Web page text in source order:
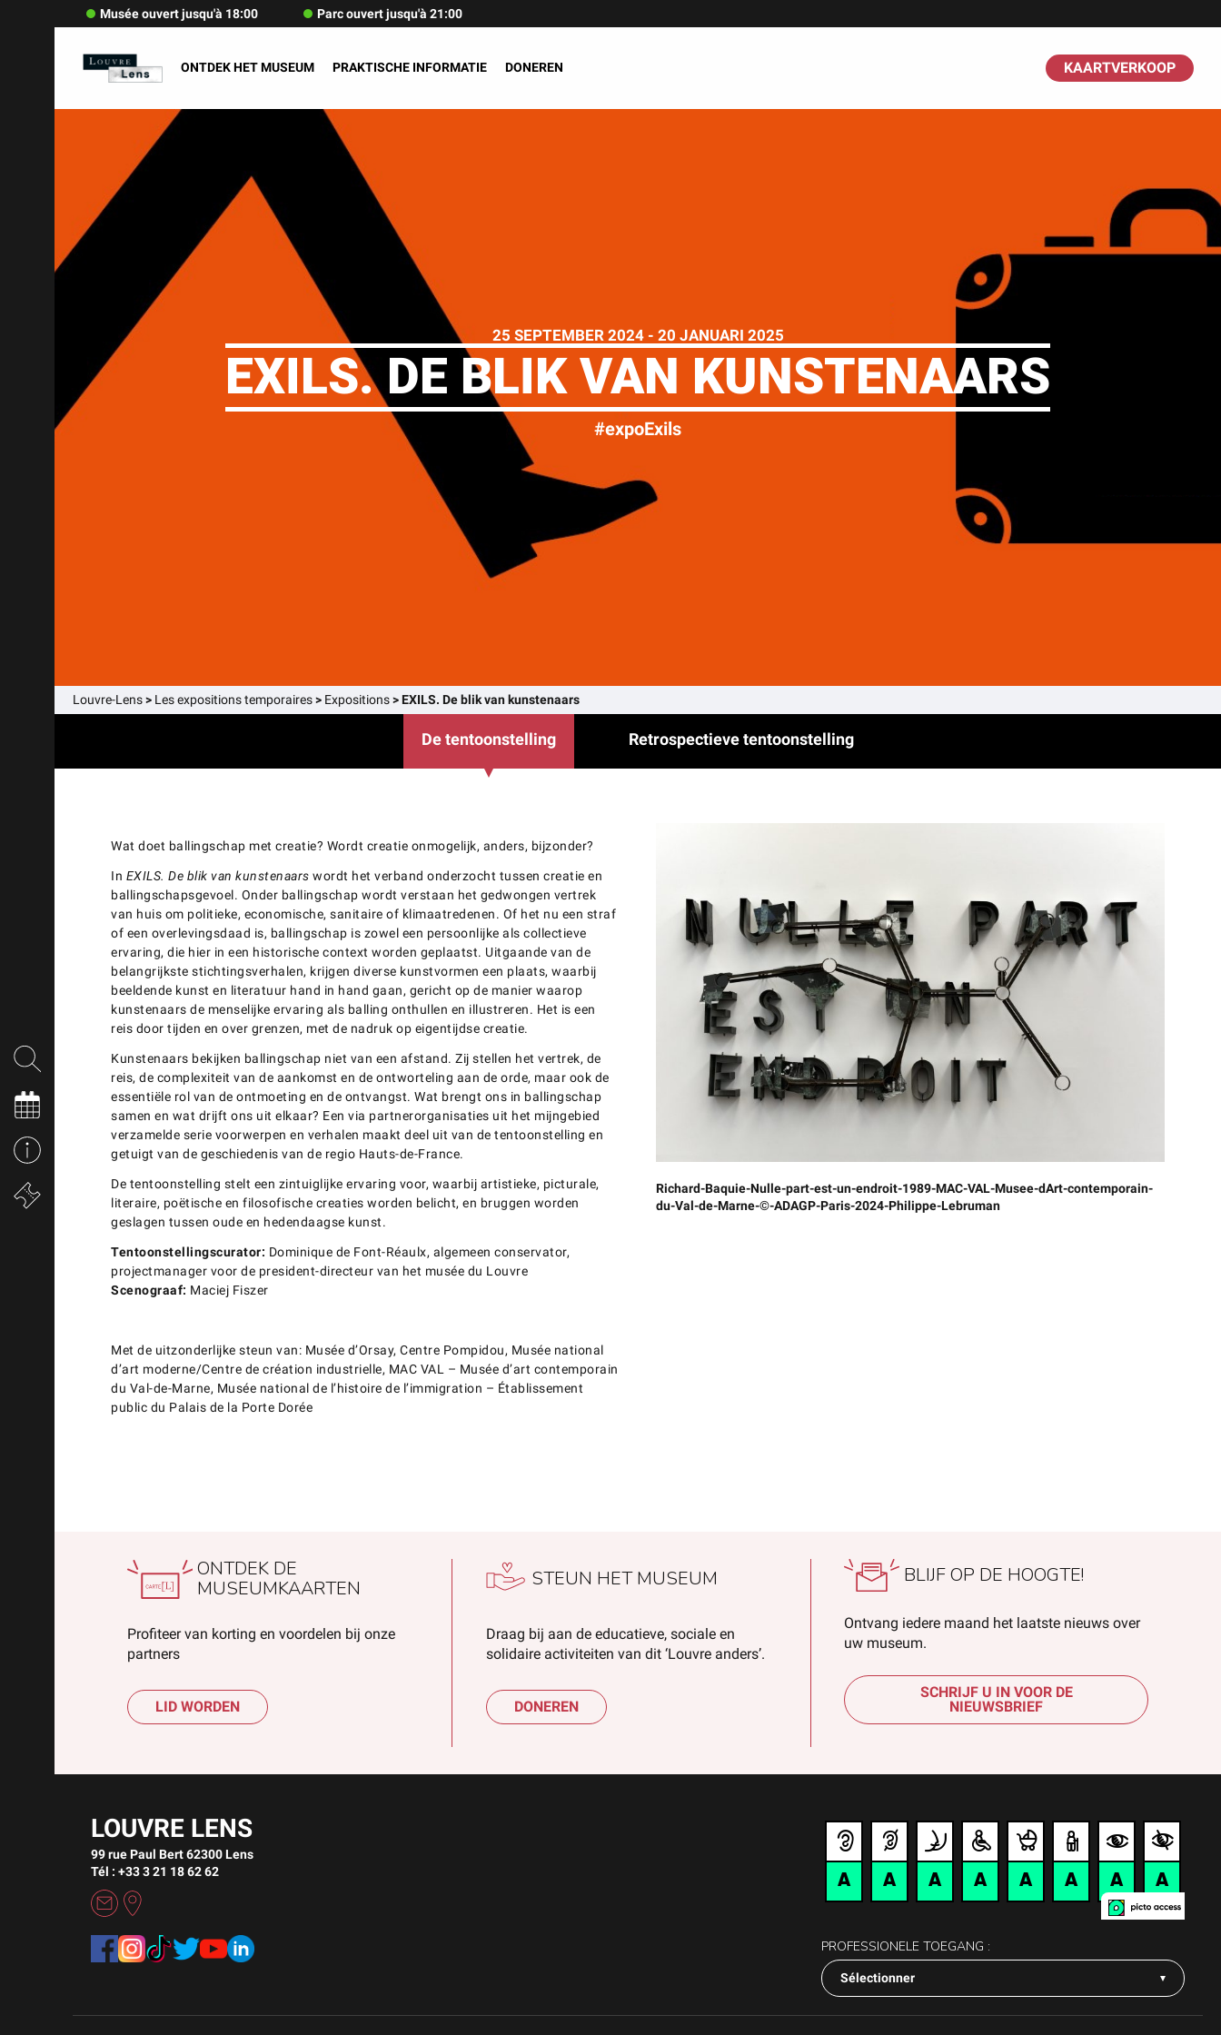
Musée ouvert jusqu'à 18:00 Parc ouvert jusqu'à 21:00
ONTDEK HET MUSEUM PRAKTISCHE INFORMATIE DONEREN KAARTVERKOOP
25 SEPTEMBER 2024 - 20 JANUARI 2025
EXILS. DE BLIK VAN KUNSTENAARS
#expoExils
Louvre-Lens> Les expositions temporaires> Expositions>EXILS. De blik van kunstenaars
De tentoonstelling Retrospectieve tentoonstelling
Wat doet ballingschap met creatie? Wordt creatie onmogelijk, anders, bijzonder?
In EXILS. De blik van kunstenaars wordt het verband onderzocht tussen creatie en
ballingschapsgevoel. Onder ballingschap wordt verstaan het gedwongen vertrek
van huis om politieke, economische, sanitaire of klimaatredenen. Of het nu een straf
of een overlevingsdaad is, ballingschap is zowel een persoonlijke als collectieve
ervaring, die hier in een historische context worden geplaatst. Uitgaande van de
belangrijkste stichtingsverhalen, krijgen diverse kunstvormen een plaats, waarbij
beeldende kunst en literatuur hand in hand gaan, gericht op de manier waarop
kunstenaars de menselijke ervaring als balling onthullen en illustreren. Het is een
reis door tijden en over grenzen, met de nadruk op eigentijdse creatie.
Kunstenaars bekijken ballingschap niet van een afstand. Zij stellen het vertrek, de
reis, de complexiteit van de aankomst en de ontworteling aan de orde, maar ook de
essentiële rol van de ontmoeting en de ontvangst. Wat brengt ons in ballingschap
samen en wat drijft ons uit elkaar? Een via partnerorganisaties uit het mijngebied
verzamelde serie voorwerpen en verhalen maakt deel uit van de tentoonstelling en
getuigt van de geschiedenis van de regio Hauts-de-France.
De tentoonstelling stelt een zintuiglijke ervaring voor, waarbij artistieke, picturale,
literaire, poëtische en filosofische creaties worden belicht, en bruggen worden
geslagen tussen oude en hedendaagse kunst.
Tentoonstellingscurator: Dominique de Font-Réaulx, algemeen conservator,
projectmanager voor de president-directeur van het musée du Louvre
Scenograaf: Maciej Fiszer
Met de uitzonderlijke steun van: Musée d’Orsay, Centre Pompidou, Musée national
d’art moderne/Centre de création industrielle, MAC VAL – Musée d’art contemporain
du Val-de-Marne, Musée national de l’histoire de l’immigration – Établissement
public du Palais de la Porte Dorée
Richard-Baquie-Nulle-part-est-un-endroit-1989-MAC-VAL-Musee-dArt-contemporain-
du-Val-de-Marne-©-ADAGP-Paris-2024-Philippe-Lebruman
ONTDEK DE
MUSEUMKAARTEN
Profiteer van korting en voordelen bij onze
partners
LID WORDEN
STEUN HET MUSEUM
Draag bij aan de educatieve, sociale en
solidaire activiteiten van dit ‘Louvre anders’.
DONEREN
BLIJF OP DE HOOGTE!
Ontvang iedere maand het laatste nieuws over
uw museum.
SCHRIJF U IN VOOR DE
NIEUWSBRIEF
LOUVRE LENS
99 rue Paul Bert 62300 Lens
Tél : +33 3 21 18 62 62
PROFESSIONELE TOEGANG :
Sélectionner